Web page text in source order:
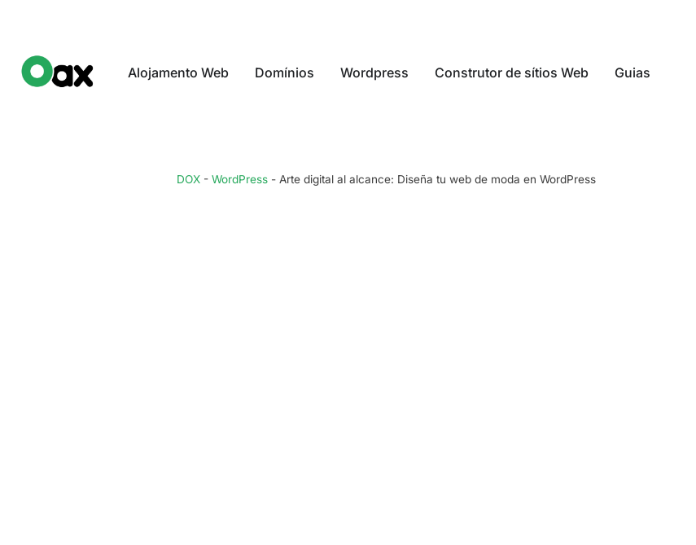
Alojamento Web Domínios Wordpress Construtor de sítios Web Guias
DOX- WordPress- Arte digital al alcance: Diseña tu web de moda en WordPress